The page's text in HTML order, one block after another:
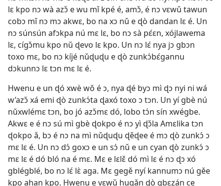
lɛ kpo nɔ wà azɔ̌ e wu mǐ kpé é, amɔ̌, é nɔ vɛwǔ tawun
cobɔ mǐ nɔ mɔ akwɛ, bo na xɔ nǔ e ɖò dandan lɛ é. Un
nɔ súnsún afɔkpa nú mɛ lɛ, bo nɔ sà pɛ́ɛn, xójlawema
lɛ, cígɔ̌mu kpo nǔ ɖevo lɛ kpo. Un nɔ lɛ́ nya jɔ gbɔn
toxo mɛ, bo nɔ kíjé nǔɖuɖu e ɖò zunkɔ́bɛ́gannu
dɔkunnɔ lɛ tɔn mɛ lɛ é.
Hwenu e un ɖó xwè wǒ é ɔ, nya ɖé byɔ mì ɖɔ nyi ni wá
w’azɔ̌ xá emi ɖò zunkɔ́ta ɖaxó toxo ɔ tɔn. Un yí gbè nú
nǔxwlémɛ tɔn, bo jó azɔ̌mɛ dó, lobo tɔ́n sín xwégbe.
Akwɛ e é nɔ sú mì gbè ɖokpo é nɔ yì ɖɔ̌la Amɛlika tɔn
ɖokpo ǎ, bɔ é nɔ na mì nǔɖuɖu ɖěɖee é mɔ ɖò zunkɔ́ ɔ
mɛ lɛ é. Un nɔ dɔ́ goxɔ e un sɔ́ nǔ e un cyan ɖò zunkɔ́ ɔ
mɛ lɛ é dó bló na é mɛ. Mɛ e lɛlɛ̌ dó mì lɛ é nɔ ɖɔ xó
gblégblé, bo nɔ lɛ́ lɛ̀ aga. Mɛ gegě nyí kannumɔ nú gěe
kpo ahan kpo. Hwenu e vɛwǔ hugǎn ɖò gbɛzán ce